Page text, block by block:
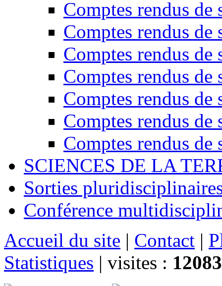
Comptes rendus de
Comptes rendus de
Comptes rendus de
Comptes rendus de
Comptes rendus de
Comptes rendus de
Comptes rendus de
SCIENCES DE LA
Sorties
Conférence
Accueil du site | Contact |
Statistiques | visites :